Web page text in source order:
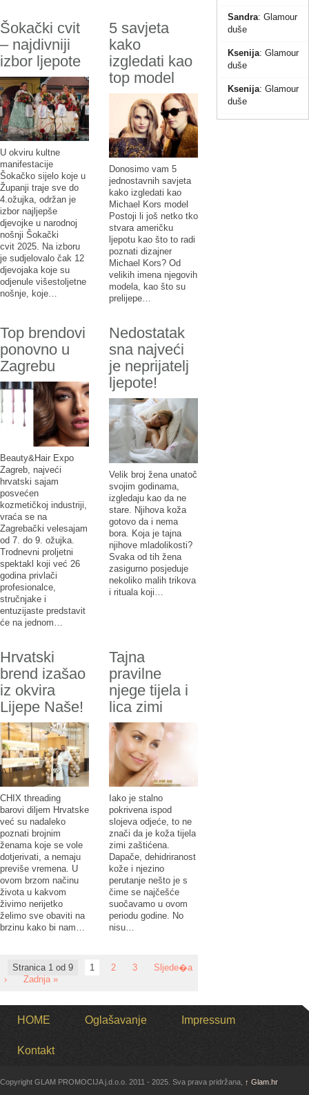
Šokački cvit
– najdivniji
izbor ljepote
U okviru kultne
manifestacije
Šokačko sijelo koje u
Županji traje sve do
4.ožujka, održan je
izbor najljepše
djevojke u narodnoj
nošnji Šokački
cvit 2025. Na izboru
je sudjelovalo čak 12
djevojaka koje su
odjenule višestoljetne
nošnje, koje…
5 savjeta
kako
izgledati kao
top model
Donosimo vam 5
jednostavnih savjeta
kako izgledati kao
Michael Kors model
Postoji li još netko tko
stvara američku
ljepotu kao što to radi
poznati dizajner
Michael Kors? Od
velikih imena njegovih
modela, kao što su
prelijepe…
Top brendovi
ponovno u
Zagrebu
Beauty&Hair Expo
Zagreb, najveći
hrvatski sajam
posvećen
kozmetičkoj industriji,
vraća se na
Zagrebački velesajam
od 7. do 9. ožujka.
Trodnevni proljetni
spektakl koji već 26
godina privlači
profesionalce,
stručnjake i
entuzijaste predstavit
će na jednom…
Nedostatak
sna najveći
je neprijatelj
ljepote!
Velik broj žena unatoč
svojim godinama,
izgledaju kao da ne
stare. Njihova koža
gotovo da i nema
bora. Koja je tajna
njihove mladolikosti?
Svaka od tih žena
zasigurno posjeduje
nekoliko malih trikova
i rituala koji…
Hrvatski
brend izašao
iz okvira
Lijepe Naše!
CHIX threading
barovi diljem Hrvatske
već su nadaleko
poznati brojnim
ženama koje se vole
dotjerivati, a nemaju
previše vremena. U
ovom brzom načinu
života u kakvom
živimo nerijetko
želimo sve obaviti na
brzinu kako bi nam…
Tajna
pravilne
njege tijela i
lica zimi
Iako je stalno
pokrivena ispod
slojeva odjeće, to ne
znači da je koža tijela
zimi zaštićena.
Dapače, dehidriranost
kože i njezino
perutanje nešto je s
čime se najčešće
suočavamo u ovom
periodu godine. No
nisu…
Stranica 1 od 9 1 2 3
Sljede�a
›
Zadnja »
Sandra: Glamour
duše
Ksenija: Glamour
duše
Ksenija: Glamour
duše
HOME Oglašavanje Impressum
Kontakt
Copyright GLAM PROMOCIJA j.d.o.o. 2011 - 2025. Sva prava pridržana, ↑ Glam.hr